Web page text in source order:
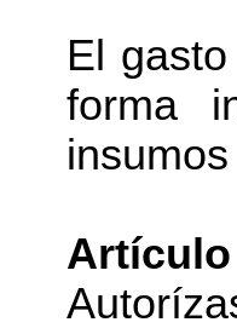
El
forma